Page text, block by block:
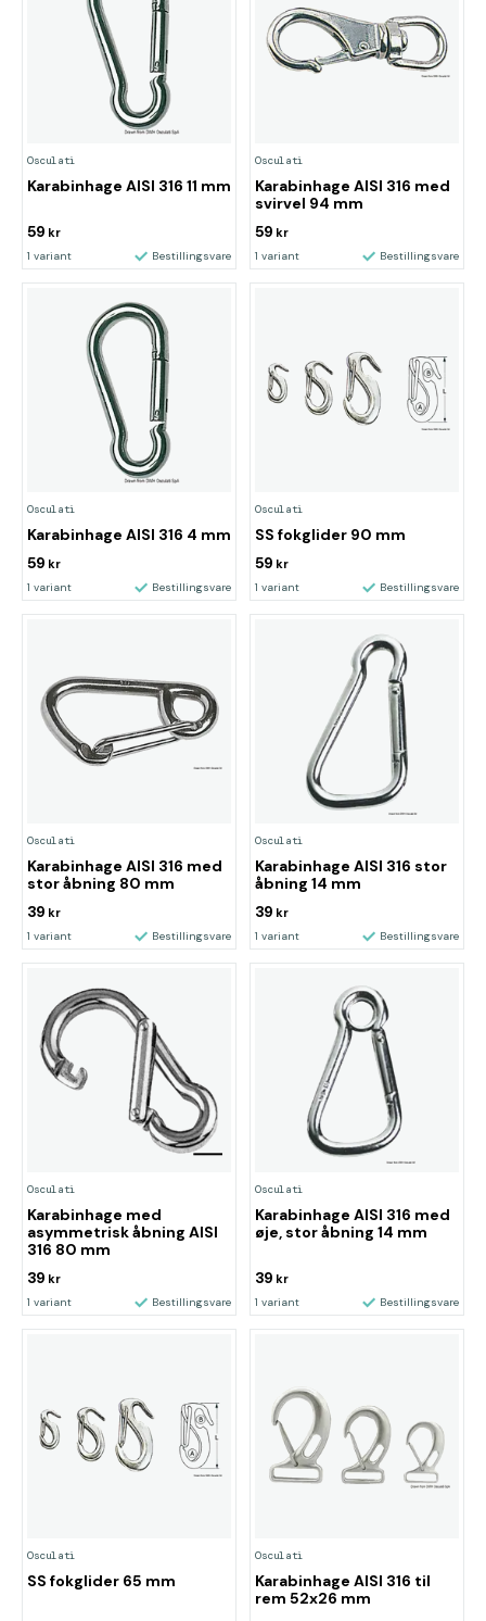
Osculati
Karabinhage AISI 316 11 mm
59 kr
1 variant Bestillingsvare
Osculati
Karabinhage AISI 316 med
svirvel 94 mm
59 kr
1 variant Bestillingsvare
Osculati
Karabinhage AISI 316 4 mm
59 kr
1 variant Bestillingsvare
Osculati
SS fokglider 90 mm
59 kr
1 variant Bestillingsvare
Osculati
Karabinhage AISI 316 med
stor åbning 80 mm
39 kr
1 variant Bestillingsvare
Osculati
Karabinhage AISI 316 stor
åbning 14 mm
39 kr
1 variant Bestillingsvare
Osculati
Karabinhage med
asymmetrisk åbning AISI
316 80 mm
39 kr
1 variant Bestillingsvare
Osculati
Karabinhage AISI 316 med
øje, stor åbning 14 mm
39 kr
1 variant Bestillingsvare
Osculati
SS fokglider 65 mm
Osculati
Karabinhage AISI 316 til
rem 52x26 mm